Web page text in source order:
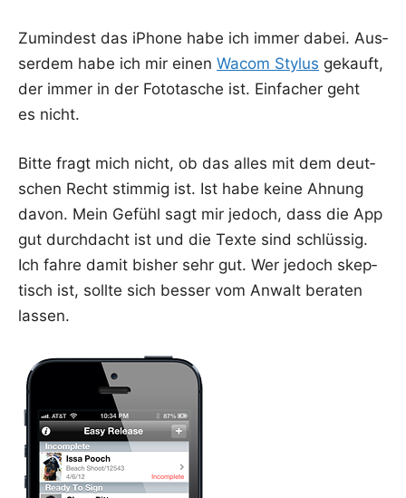
Zumin­dest das iPho­ne habe ich immer dabei. Aus­
ser­dem habe ich mir einen Wacom Stylus gekauft,
der immer in der Foto­ta­sche ist. Ein­fa­cher geht
es nicht.
Bit­te fragt mich nicht, ob das alles mit dem deut­
schen Recht stim­mig ist. Ist habe kei­ne Ahnung
davon. Mein Gefühl sagt mir jedoch, dass die App
gut durch­dacht ist und die Tex­te sind schlüs­sig.
Ich fah­re damit bis­her sehr gut. Wer jedoch skep­
tisch ist, soll­te sich bes­ser vom Anwalt bera­ten
lassen.